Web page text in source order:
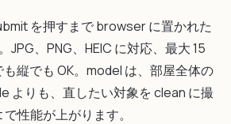
を押すまで browser に置かれた
JPG、PNG、HEIC に対応、最大 15
も縦でも OK。model は、部屋全体の
よりも、直したい対象を clean に撮
性能が上がります。